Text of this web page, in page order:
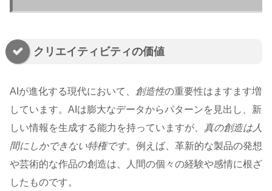
クリエイティビティの価値
AIが進化する現代において、 創造性の重要性はますます増
しています。AIは膨大なデータからパターンを見出し、新
しい情報を生成する能力を持っていますが、 真の創造は人
間にしかできない特権です。例えば、革新的な製品の発想
や芸術的な作品の創造は、人間の個々の経験や感情に根ざ
したものです。